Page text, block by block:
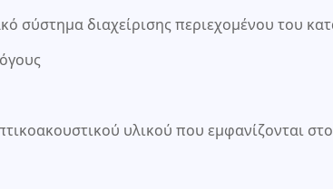
σύστημα διαχείρισης περιεχομένου του
υλικού που εμφανίζονται